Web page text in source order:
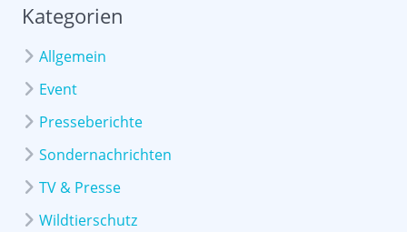
Kategorien
Allgemein
Event
Presseberichte
Sondernachrichten
TV & Presse
Wildtierschutz